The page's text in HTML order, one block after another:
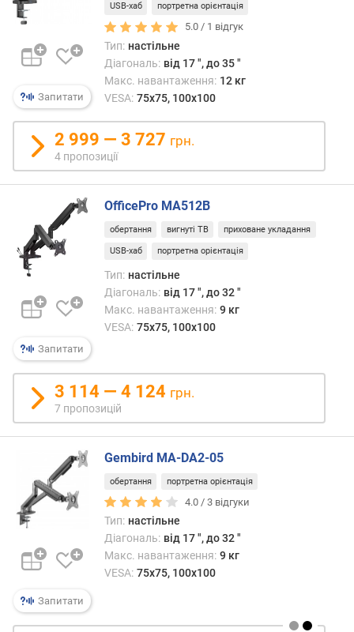
а
куди
і
е
ш
в
и
д
о
г
и
в
д
д
о
р
о
г
д
о
е
х
Запитати
USB-хаб портретна орієнтація
5.0 / 1 відгук
Тип: настільне
Діагональ: від 17 ", до 35 "
Макс. навантаження: 12 кг
VESA: 75x75, 100x100
2 999 — 3 727 грн.
4 пропозиції
Запитати
OfficePro MA512B
обертання вигнуті ТВ приховане укладання
USB-хаб портретна орієнтація
Тип: настільне
Діагональ: від 17 ", до 32 "
Макс. навантаження: 9 кг
VESA: 75x75, 100x100
3 114 — 4 124 грн.
7 пропозицій
Запитати
Gembird MA-DA2-05
обертання портретна орієнтація
4.0 /3 відгуки
Тип: настільне
Діагональ: від 17 ", до 32 "
Макс. навантаження: 9 кг
VESA: 75x75, 100x100